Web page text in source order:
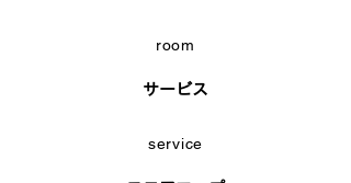
room
サービス
service